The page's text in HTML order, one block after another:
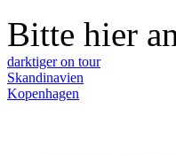
Bitte hier
darktiger on tour
Skandinavien
Kopenhagen